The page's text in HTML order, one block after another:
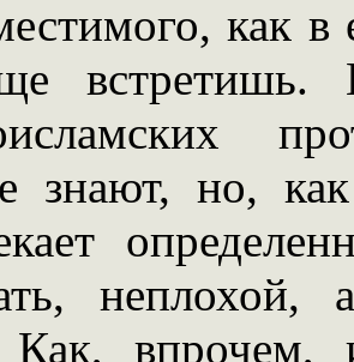
как в
встретишь.
знают, но,
неплохой,
впрочем,